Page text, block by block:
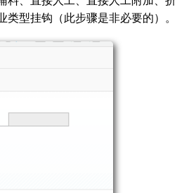
型挂钩（此步骤是非必要的）。